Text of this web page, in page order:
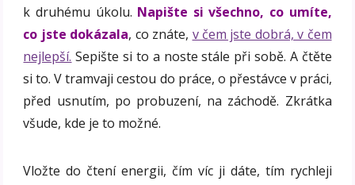
k druhému úkolu. Napište si všechno, co umíte,
co jste dokázala, co znáte, v čem jste dobrá, v čem
nejlepší. Sepište si to a noste stále při sobě. A čtěte
si to. V tramvaji cestou do práce, o přestávce v práci,
před usnutím, po probuzení, na záchodě. Zkrátka
všude, kde je to možné.
Vložte do čtení energii, čím víc ji dáte, tím rychleji